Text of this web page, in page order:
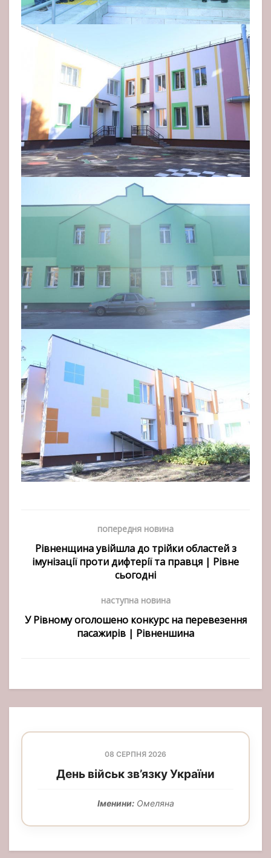
попередня новина
Рівненщина увійшла до трійки областей з
імунізації проти дифтерії та правця | Рівне
сьогодні
наступна новина
У Рівному оголошено конкурс на перевезення
пасажирів | Рівненшина
08 СЕРПНЯ 2026
День військ зв’язку України
Іменини:Омеляна